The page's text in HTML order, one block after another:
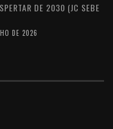
DE 2030 (JC SEBE
DE 2026